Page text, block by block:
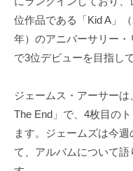
位作品である「Kid A」
年）のアニバーサリー・
で3位デビューを目指し
ジェームス・アーサーは
The End」で、4枚目の
ます。ジェームズは今
て、アルバムについて